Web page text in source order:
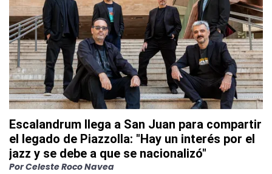
Escalandrum llega a San Juan para compartir
el legado de Piazzolla: "Hay un interés por el
jazz y se debe a que se nacionalizó"
PorCeleste Roco Navea